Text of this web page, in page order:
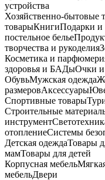
устройства
Хозяйственно-бытовые
товарыКнигиПодарки и
постельное белье
творчества и рукоделия
Косметика и
здоровья и БАДыОчки и
ОбувьМужская одежда
размеровАксессуары
Спортивные товары
Строительные
инструмент
отоплениеСистемы
Детская одеждаТовары
мамТовары для детей
Корпусная мебель
мебельДвери